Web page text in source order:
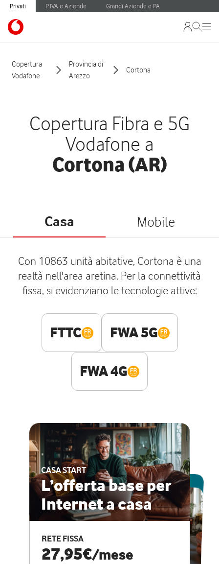
Privati P.IVA e Aziende Grandi Aziende e PA
Copertura
Vodafone
Provincia di
Arezzo
Cortona
Copertura Fibra e 5G
Vodafone a
Cortona (AR)
Casa Mobile
Con 10863 unità abitative, Cortona è una
realtà nell'area aretina. Per la connettività
fissa, si evidenziano le tecnologie attive:
FTTC FWA 5G
FWA 4G
CASA START
L’offerta base per
Internet a casa
RETE FISSA
27,95€/mese
ESCLUSIVA ONLINE
CASA PRO
Internet veloce e
vantaggi speciali